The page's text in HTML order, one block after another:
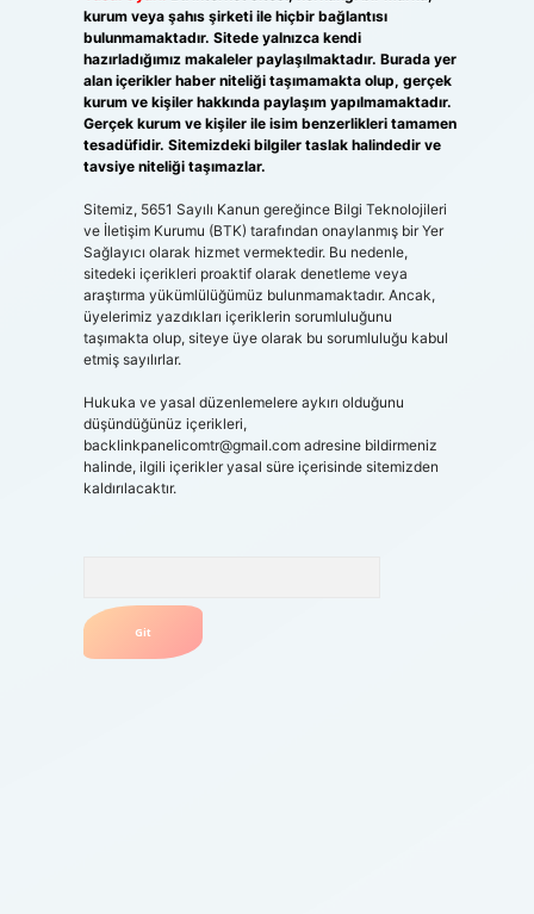
kurum veya şahıs şirketi ile hiçbir bağlantısı
bulunmamaktadır. Sitede yalnızca kendi
hazırladığımız makaleler paylaşılmaktadır. Burada yer
alan içerikler haber niteliği taşımamakta olup, gerçek
kurum ve kişiler hakkında paylaşım yapılmamaktadır.
Gerçek kurum ve kişiler ile isim benzerlikleri tamamen
tesadüfidir. Sitemizdeki bilgiler taslak halindedir ve
tavsiye niteliği taşımazlar.
Sitemiz, 5651 Sayılı Kanun gereğince Bilgi Teknolojileri
ve İletişim Kurumu (BTK) tarafından onaylanmış bir Yer
Sağlayıcı olarak hizmet vermektedir. Bu nedenle,
sitedeki içerikleri proaktif olarak denetleme veya
araştırma yükümlülüğümüz bulunmamaktadır. Ancak,
üyelerimiz yazdıkları içeriklerin sorumluluğunu
taşımakta olup, siteye üye olarak bu sorumluluğu kabul
etmiş sayılırlar.
Hukuka ve yasal düzenlemelere aykırı olduğunu
düşündüğünüz içerikleri,
backlinkpanelicomtr@gmail.comadresine bildirmeniz
halinde, ilgili içerikler yasal süre içerisinde sitemizden
kaldırılacaktır.